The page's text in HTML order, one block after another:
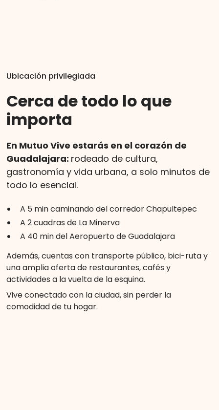
Ubicación privilegiada
Cerca de todo lo que
importa
En Mutuo Vive estarás en el corazón de
Guadalajara: rodeado de cultura,
gastronomía y vida urbana, a solo minutos de
todo lo esencial.
A 5 min caminando del corredor Chapultepec
A 2 cuadras de La Minerva
A 40 min del Aeropuerto de Guadalajara
Además, cuentas con transporte público, bici-ruta y
una amplia oferta de restaurantes, cafés y
actividades a la vuelta de la esquina.
Vive conectado con la ciudad, sin perder la
comodidad de tu hogar.